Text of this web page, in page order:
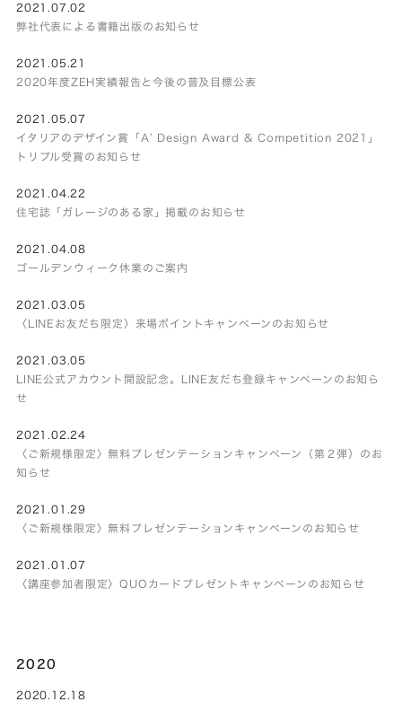
2021.07.02
弊社代表による書籍出版のお知らせ
2021.05.21
2020年度ZEH実績報告と今後の普及目標公表
2021.05.07
イタリアのデザイン賞「A’ Design Award & Competition 2021」
トリプル受賞のお知らせ
2021.04.22
住宅誌「ガレージのある家」掲載のお知らせ
2021.04.08
ゴールデンウィーク休業のご案内
2021.03.05
〈LINEお友だち限定〉来場ポイントキャンペーンのお知らせ
2021.03.05
LINE公式アカウント開設記念。LINE友だち登録キャンペーンのお知ら
せ
2021.02.24
〈ご新規様限定〉無料プレゼンテーションキャンペーン（第２弾）のお
知らせ
2021.01.29
〈ご新規様限定〉無料プレゼンテーションキャンペーンのお知らせ
2021.01.07
〈講座参加者限定〉QUOカードプレゼントキャンペーンのお知らせ
2020
2020.12.18